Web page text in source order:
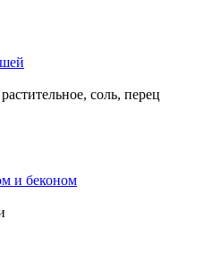
соль, перец
и беконом